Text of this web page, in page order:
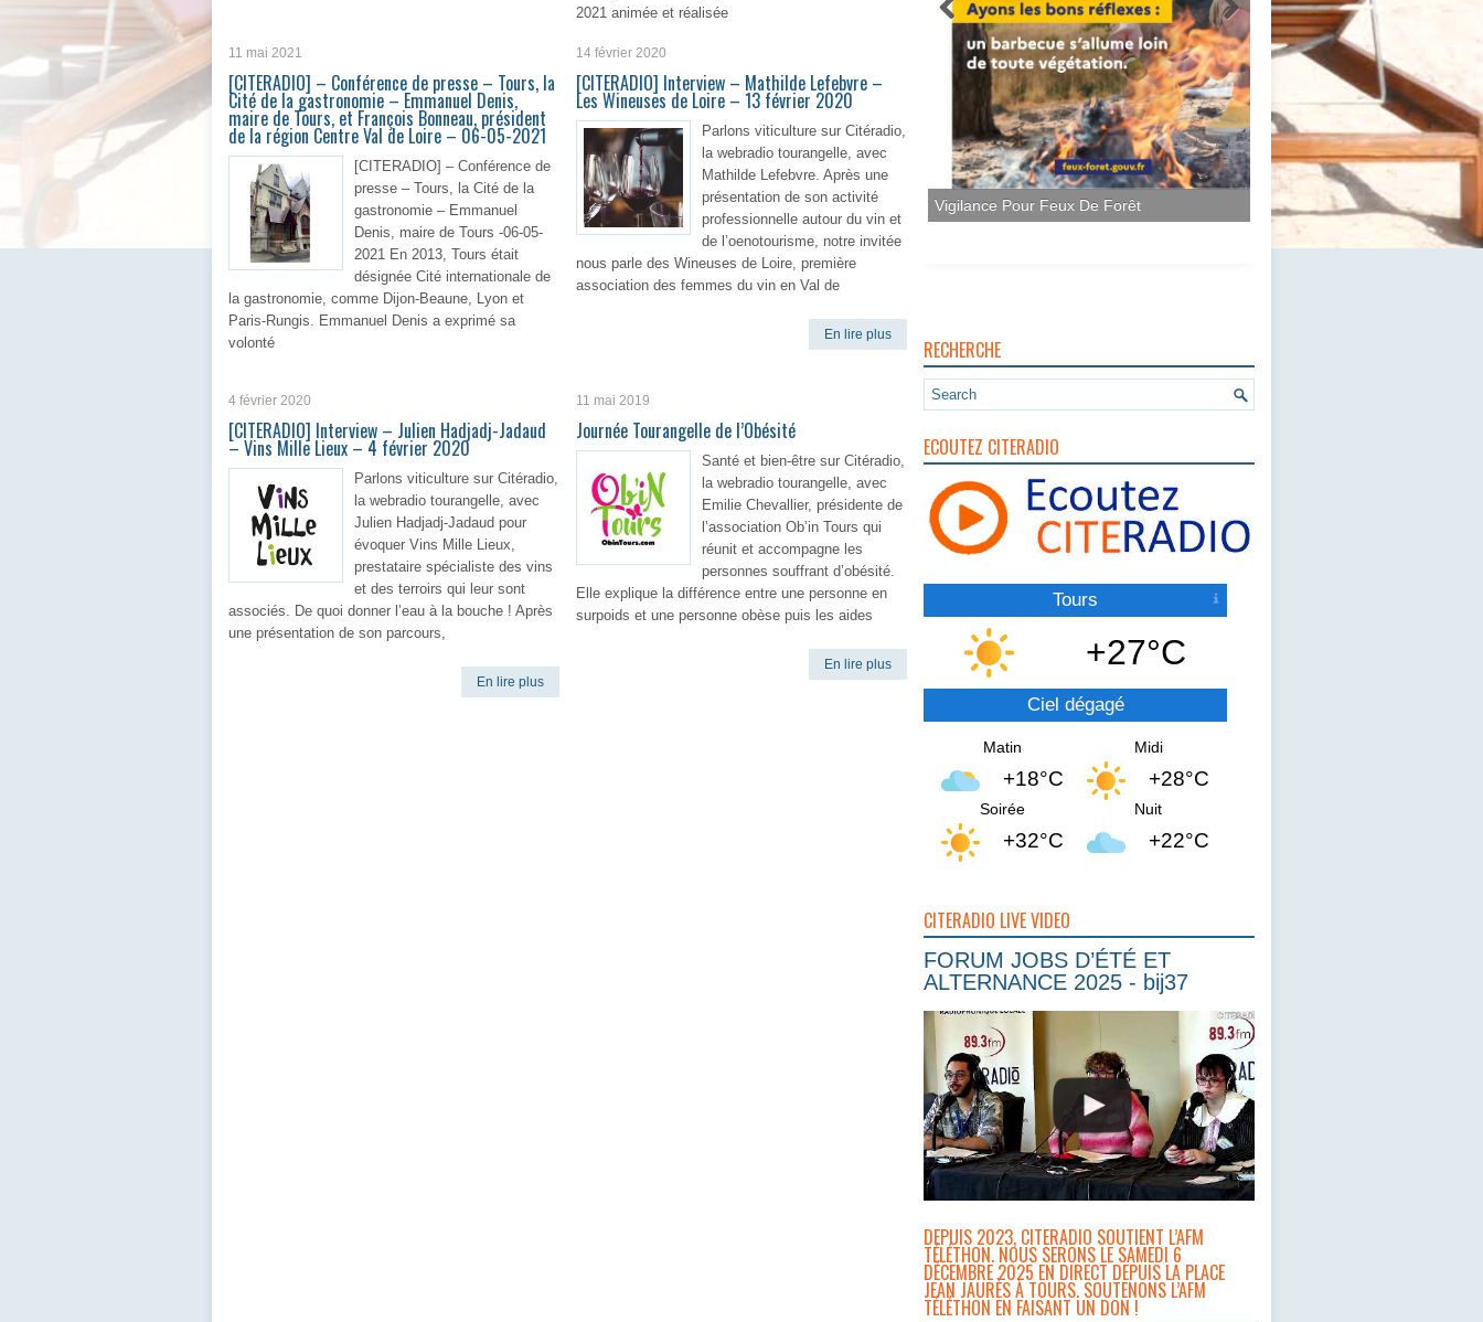
2021 animée et réalisée
11 mai 2021
[CITERADIO] – Conférence de presse – Tours, la
Cité de la gastronomie – Emmanuel Denis,
maire de Tours, et François Bonneau, président
de la région Centre Val de Loire – 06-05-2021
[CITERADIO] – Conférence de
presse – Tours, la Cité de la
gastronomie – Emmanuel
Denis, maire de Tours -06-05-
2021 En 2013, Tours était
désignée Cité internationale de
la gastronomie, comme Dijon-Beaune, Lyon et
Paris-Rungis. Emmanuel Denis a exprimé sa
volonté
14 février 2020
[CITERADIO] Interview – Mathilde Lefebvre –
Les Wineuses de Loire – 13 février 2020
Parlons viticulture sur Citéradio,
la webradio tourangelle, avec
Mathilde Lefebvre. Après une
présentation de son activité
professionnelle autour du vin et
de l’oenotourisme, notre invitée
nous parle des Wineuses de Loire, première
association des femmes du vin en Val de
En lire plus
4 février 2020
[CITERADIO] Interview – Julien Hadjadj-Jadaud
– Vins Mille Lieux – 4 février 2020
Parlons viticulture sur Citéradio,
la webradio tourangelle, avec
Julien Hadjadj-Jadaud pour
évoquer Vins Mille Lieux,
prestataire spécialiste des vins
et des terroirs qui leur sont
associés. De quoi donner l’eau à la bouche ! Après
une présentation de son parcours,
En lire plus
11 mai 2019
Journée Tourangelle de l’Obésité
Santé et bien-être sur Citéradio,
la webradio tourangelle, avec
Emilie Chevallier, présidente de
l’association Ob’in Tours qui
réunit et accompagne les
personnes souffrant d’obésité.
Elle explique la différence entre une personne en
surpoids et une personne obèse puis les aides
En lire plus
Vigilance Pour Feux De Forêt
RECHERCHE
ECOUTEZ CITERADIO
Tours
+27°C
Ciel dégagé
Matin
+18°C
Midi
+28°C
Soirée
+32°C
Nuit
+22°C
CITERADIO LIVE VIDEO
FORUM JOBS D’ÉTÉ ET
ALTERNANCE 2025 - bij37
DEPUIS 2023, CITERADIO SOUTIENT L’AFM
TÉLÉTHON. NOUS SERONS LE SAMEDI 6
DÉCEMBRE 2025 EN DIRECT DEPUIS LA PLACE
JEAN JAURÈS À TOURS. SOUTENONS L’AFM
TÉLÉTHON EN FAISANT UN DON !